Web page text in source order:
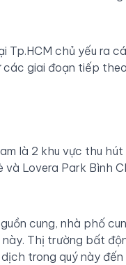
Tp.HCM chủ yếu ra
các giai đoạn tiếp
là 2 khu vực thu
và Lovera Park Bình
cung, nhà phố
Thị trường bất
trong quý này